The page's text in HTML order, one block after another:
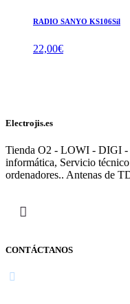
RADIO SANYO KS106Sil
22,00€
Electrojis.es
Tienda O2 - LOWI - DIGI -
informática, Servicio
ordenadores.. Antenas de
CONTÁCTANOS